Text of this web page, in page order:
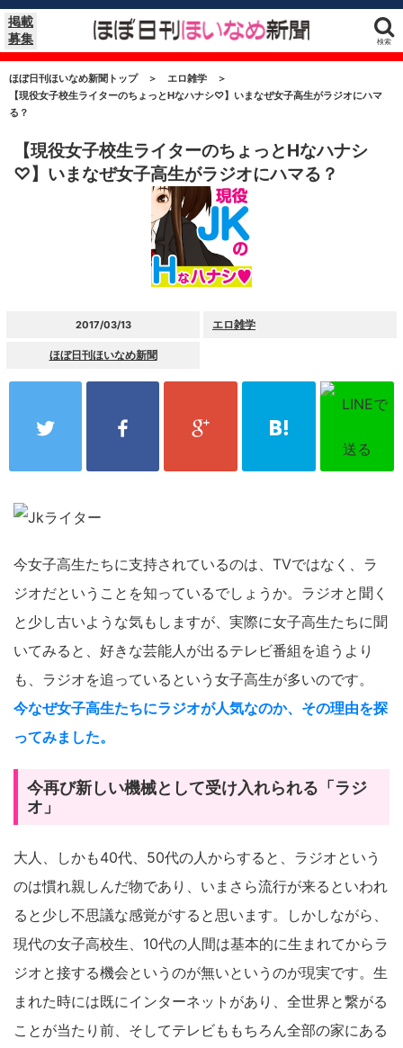
掲載
募集
検索
ほぼ日刊ほいなめ新聞トップ ＞ エロ雑学
＞
【現役女子校生ライターのちょっとHなハナシ♡】いまなぜ女子高生がラジオにハマ
る？
【現役女子校生ライターのちょっとHなハナシ
♡】いまなぜ女子高生がラジオにハマる？
2017/03/13 エロ雑学
ほぼ日刊ほいなめ新聞
今女子高生たちに支持されているのは、TVではなく、ラ
ジオだということを知っているでしょうか。ラジオと聞く
と少し古いような気もしますが、実際に女子高生たちに聞
いてみると、好きな芸能人が出るテレビ番組を追うより
も、ラジオを追っているという女子高生が多いのです。
今なぜ女子高生たちにラジオが人気なのか、その理由を探
ってみました。
今再び新しい機械として受け入れられる「ラジ
オ」
大人、しかも40代、50代の人からすると、ラジオという
のは慣れ親しんだ物であり、いまさら流行が来るといわれ
ると少し不思議な感覚がすると思います。しかしながら、
現代の女子高校生、10代の人間は基本的に生まれてからラ
ジオと接する機会というのが無いというのが現実です。生
まれた時には既にインターネットがあり、全世界と繋がる
ことが当たり前、そしてテレビももちろん全部の家にある